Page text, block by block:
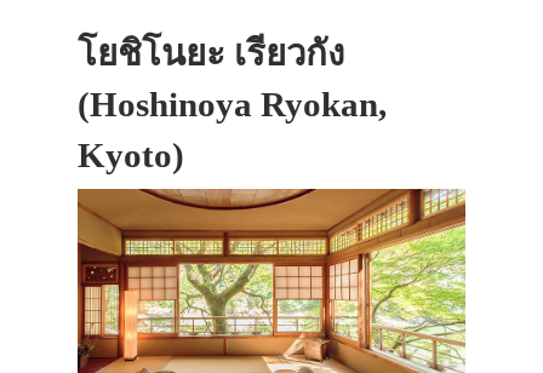
โยชิโนยะ เรียวกัง
(Hoshinoya Ryokan,
Kyoto)